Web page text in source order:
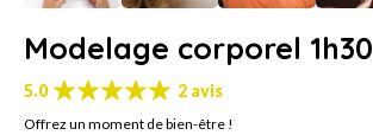
Modelage corporel 1h30
5.0 2 avis
Offrez un moment de bien-être !